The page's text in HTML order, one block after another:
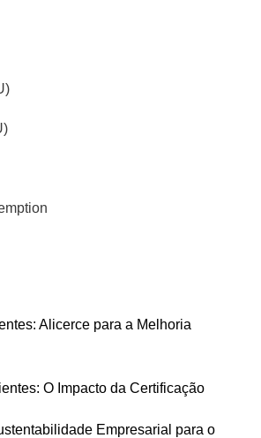
Alicerce para a Melhoria
O Impacto da Certificação
Empresarial para o